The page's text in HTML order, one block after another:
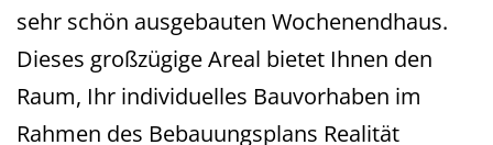
sehr schön ausgebauten Wochenendhaus.
Dieses großzügige Areal bietet Ihnen den
Raum, Ihr individuelles Bauvorhaben im
Rahmen des Bebauungsplans Realität